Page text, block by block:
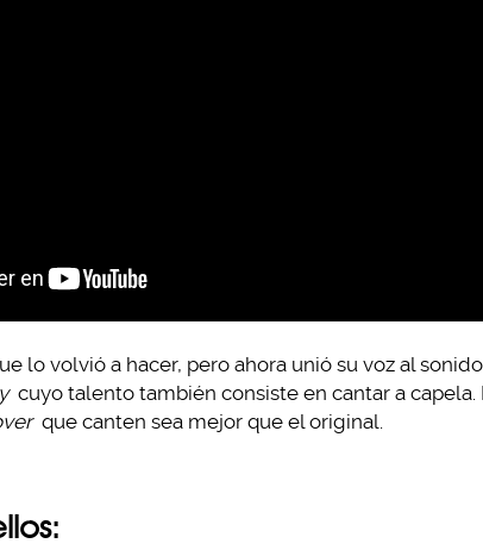
lo volvió a hacer, pero ahora unió su voz al
cuyo talento también consiste en cantar a capela.
que canten sea mejor que el original.